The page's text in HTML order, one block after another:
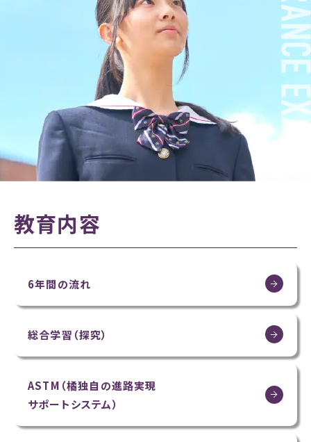
教育内容
6年間の流れ
総合学習（探究）
ASTM（橘独自の進路実現
サポートシステム）